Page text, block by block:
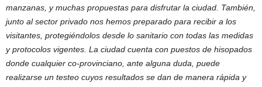
manzanas, y muchas propuestas para disfrutar la ciudad. También,
junto al sector privado nos hemos preparado para recibir a los
visitantes, protegiéndolos desde lo sanitario con todas las medidas
y protocolos vigentes. La ciudad cuenta con puestos de hisopados
donde cualquier co-provinciano, ante alguna duda, puede
realizarse un testeo cuyos resultados se dan de manera rápida y